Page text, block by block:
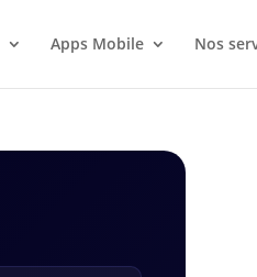
Apps Mobile Nos